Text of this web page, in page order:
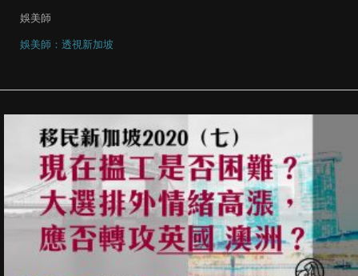
娛美師
娛美師：透視新加坡